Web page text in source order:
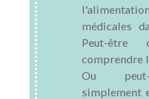
médicales
Peut-être
comprendre
Ou peut-
simplement